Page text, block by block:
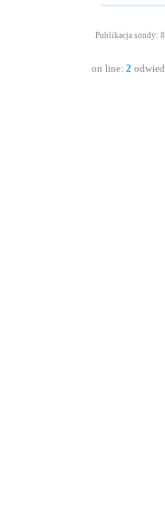
Publikacja sondy:
on line: 2